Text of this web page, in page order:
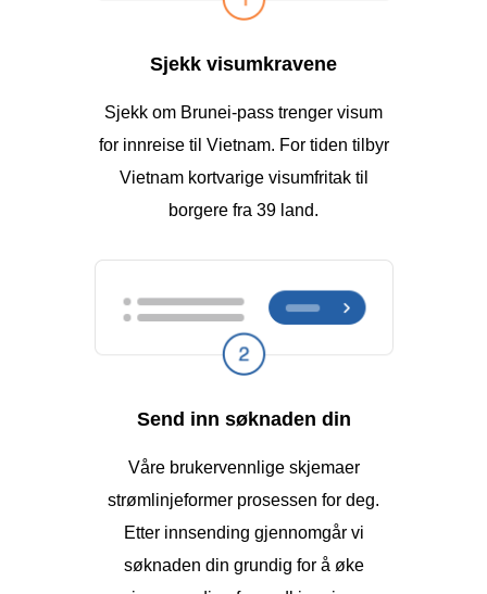
Sjekk visumkravene
Sjekk om Brunei-pass trenger visum
for innreise til Vietnam. For tiden tilbyr
Vietnam kortvarige visumfritak til
borgere fra 39 land.
Send inn søknaden din
Våre brukervennlige skjemaer
strømlinjeformer prosessen for deg.
Etter innsending gjennomgår vi
søknaden din grundig for å øke